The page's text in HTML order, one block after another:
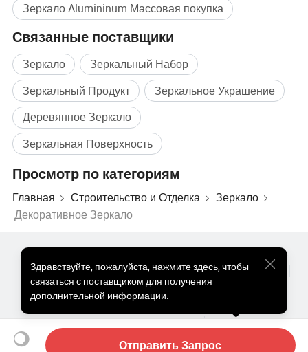
Зеркало заднего вида
Зеркало Alumininum Массовая покупка
Связанные поставщики
Зеркало
Зеркальный Набор
Зеркальный Продукт
Зеркальное Украшение
Деревянное Зеркало
Зеркальная Поверхность
Просмотр по категориям
Главная Строительство и Отделка
Зеркало
Декоративное Зеркало
Отправить Запрос
Здравствуйте, пожалуйста, нажмите здесь, чтобы
связаться с поставщиком для получения
дополнительной информации.
Оптом Горячие Товары
Звездный покупатель
ПК Сайт
Информация
Пользовательское соглашение
Политика конфиденциальности
Контакты
Copyright © 2026 Focus Technology Co., Ltd. All Rights Reserved